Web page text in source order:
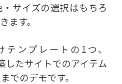
サイズの選択はもちろ
ます。
テンプレートの1つ、
したサイトでのアイテム
でのデモです。